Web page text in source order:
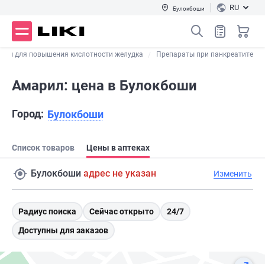
Булокбоши RU
для повышения кислотности желудка Препараты при панкреатите
Амарил: цена в Булокбоши
Город: Булокбоши
Список товаров Цены в аптеках
Булокбоши адрес не указан Изменить
Радиус поиска Сейчас открыто
24/7
Доступны для заказов